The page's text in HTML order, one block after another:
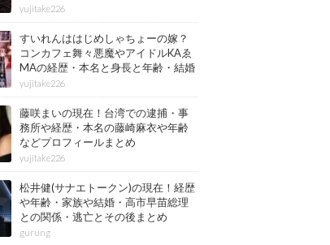
確執もまとめ
yujitake226
すいれんははじめしゃちょーの嫁？
コンカフェ舞々悪魔やアイドルKAゑ
MAの経歴・本名と身長と年齢・結婚
情報もまとめ
yujitake226
藤咲まいの現在！台湾での逮捕・事
務所や経歴・本名の藤崎麻衣や年齢
などプロフィールまとめ
yujitake226
松井健(サナエトークン)の現在！経歴
や年齢・家族や結婚・高市早苗総理
との関係・逃亡とその後まとめ
gurung